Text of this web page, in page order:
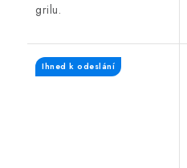
grilu.
Ihned k odeslání